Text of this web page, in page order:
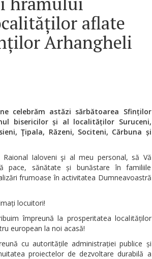
aflate
Arhangheli
celebrăm astăzi sărbătoarea Sfinților
bisericilor și al localităților Suruceni,
Ţipala, Răzeni, Sociteni, Cărbuna și
Ialoveni şi al meu personal, să Vă
pace, sănătate și bunăstare în familiile
frumoase în activitatea Dumneavoastră
locuitori!
împreună la prosperitatea localităților
european la noi acasă!
cu autoritățile administrației publice și
proiectelor de dezvoltare durabilă a